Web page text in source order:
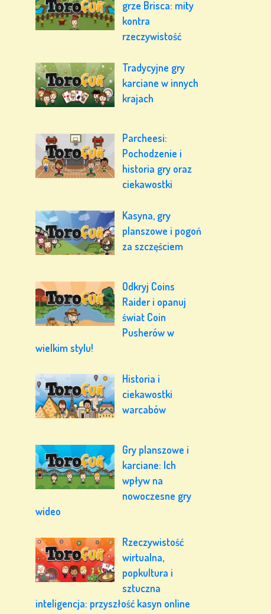
grze Brisca: mity
kontra
rzeczywistość
Tradycyjne gry
karciane w innych
krajach
Parcheesi:
Pochodzenie i
historia gry oraz
ciekawostki
Kasyna, gry
planszowe i pogoń
za szczęściem
Odkryj Coins
Raider i opanuj
świat Coin
Pusherów w
wielkim stylu!
Historia i
ciekawostki
warcabów
Gry planszowe i
karciane: Ich
wpływ na
nowoczesne gry
wideo
Rzeczywistość
wirtualna,
popkultura i
sztuczna
inteligencja: przyszłość kasyn online